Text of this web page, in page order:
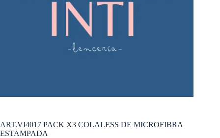
ART.VI4017 PACK X3 COLALESS DE MICROFIBRA
ESTAMPADA